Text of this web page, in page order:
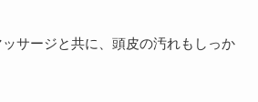
サージと共に、頭皮の汚れもしっか